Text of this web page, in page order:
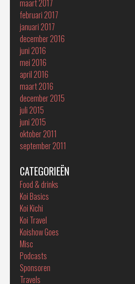
maart 2017
februari 2017
januari 2017
december 2016
juni 2016
mei 2016
april 2016
maart 2016
december 2015
juli 2015
juni 2015
oktober 2011
september 2011
CATEGORIEËN
Food & drinks
Koi Basics
Koi Kichi
Koi Travel
Koishow Goes
Misc
Podcasts
Sponsoren
Travels